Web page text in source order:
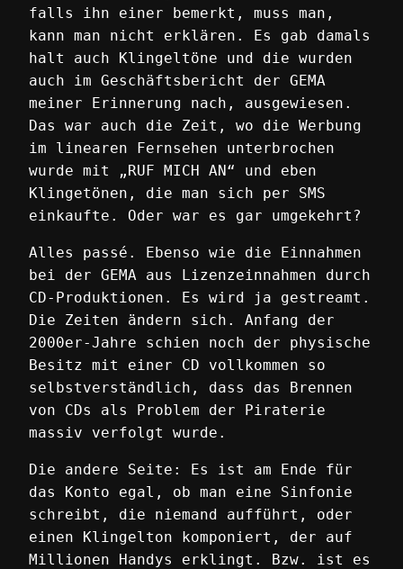
falls ihn einer bemerkt, muss man,
kann man nicht erklären. Es gab damals
halt auch Klingeltöne und die wurden
auch im Geschäftsbericht der GEMA
meiner Erinnerung nach, ausgewiesen.
Das war auch die Zeit, wo die Werbung
im linearen Fernsehen unterbrochen
wurde mit „RUF MICH AN“ und eben
Klingetönen, die man sich per SMS
einkaufte. Oder war es gar umgekehrt?
Alles passé. Ebenso wie die Einnahmen
bei der GEMA aus Lizenzeinnahmen durch
CD-Produktionen. Es wird ja gestreamt.
Die Zeiten ändern sich. Anfang der
2000er-Jahre schien noch der physische
Besitz mit einer CD vollkommen so
selbstverständlich, dass das Brennen
von CDs als Problem der Piraterie
massiv verfolgt wurde.
Die andere Seite: Es ist am Ende für
das Konto egal, ob man eine Sinfonie
schreibt, die niemand aufführt, oder
einen Klingelton komponiert, der auf
Millionen Handys erklingt. Bzw. ist es